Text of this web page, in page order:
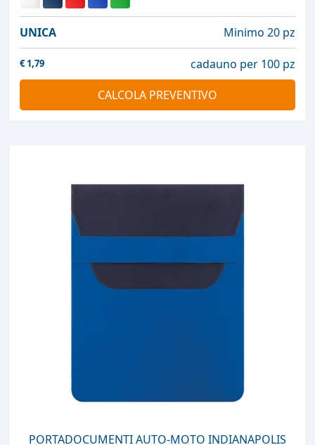
UNICA Minimo 20 pz
€ 1,79
cadauno per 100 pz
CALCOLA PREVENTIVO
PORTADOCUMENTI AUTO-MOTO INDIANAPOLIS